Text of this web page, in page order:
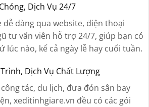
Dịch Vụ 24/7
dễ dàng qua website, điện thoại
tư vấn viên hỗ trợ 24/7, giúp bạn có
lúc nào, kể cả ngày lễ hay cuối tuần.
Dịch Vụ Chất Lượng
tác, du lịch, đưa đón sân bay
xeditinhgiare.vn đều có các gói